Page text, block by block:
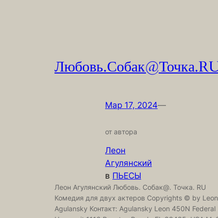
Мар 17, 2024—
от автора
Леон
Агулянский
в ПЬЕСЫ
Леон Агулянский Любовь. Собак@. Точка. RU
Комедия для двух актеров Copyrights © by Leon
Agulansky Контакт: Agulansky Leon 450N Federal